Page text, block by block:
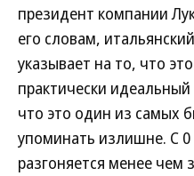
президент компании
его словам,
указывает на то, что
практически
что это один из самых
упоминать излишне. С
разгоняется менее чем